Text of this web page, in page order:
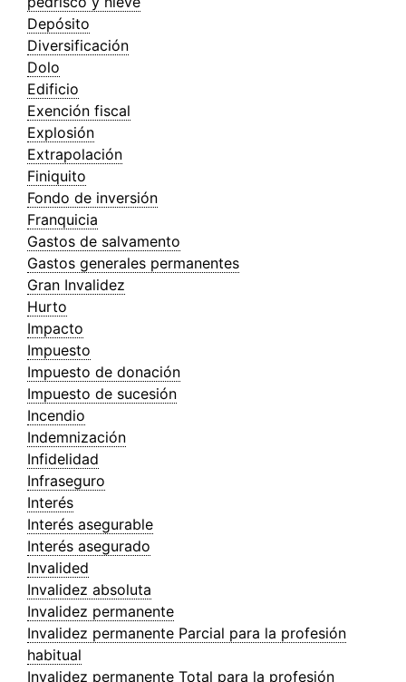
Depósito
Diversificación
Dolo
Edificio
Exención fiscal
Explosión
Extrapolación
Finiquito
Fondo de inversión
Franquicia
Gastos de salvamento
Gastos generales permanentes
Gran Invalidez
Hurto
Impacto
Impuesto
Impuesto de donación
Impuesto de sucesión
Incendio
Indemnización
Infidelidad
Infraseguro
Interés
Interés asegurable
Interés asegurado
Invalided
Invalidez absoluta
Invalidez permanente
Invalidez permanente Parcial para la profesión
habitual
Invalidez permanente Total para la profesión